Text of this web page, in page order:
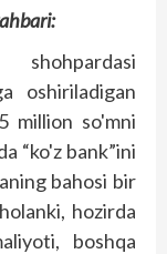
oshiriladigan
million so'mni
“ko'z bank”ini
bahosi bir
hozirda
boshqa